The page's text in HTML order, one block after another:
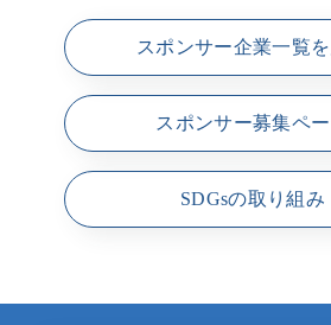
スポンサー企業一覧
スポンサー募集ペ
SDGsの取り組み